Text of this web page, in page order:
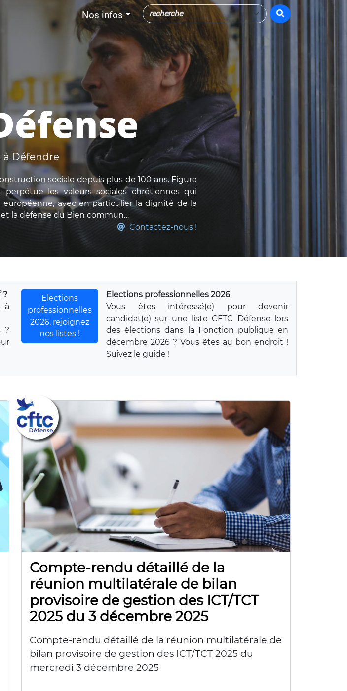
Nos infos
à Défendre
sociale depuis plus de 100 ans. Figure
perpétue les valeurs sociales chrétiennes qui
avec en particulier la dignité de la
la défense du Bien commun…
Contactez-nous !
?
à
?
Elections
professionnelles
2026, rejoignez
nos listes !
Elections professionnelles 2026
Vous êtes intéressé(e) pour devenir
candidat(e) sur une liste CFTC Défense lors
des élections dans la Fonction publique en
décembre 2026 ? Vous êtes au bon endroit !
Suivez le guide !
Compte-rendu détaillé de la
réunion multilatérale de bilan
provisoire de gestion des ICT/TCT
2025 du 3 décembre 2025
Compte-rendu détaillé de la réunion multilatérale de
bilan provisoire de gestion des ICT/TCT 2025 du
mercredi 3 décembre 2025